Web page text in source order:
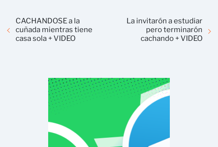
CACHANDOSE a la
cuñada mientras tiene
casa sola + VIDEO
La invitarón a estudiar
pero terminarón
cachando + VIDEO